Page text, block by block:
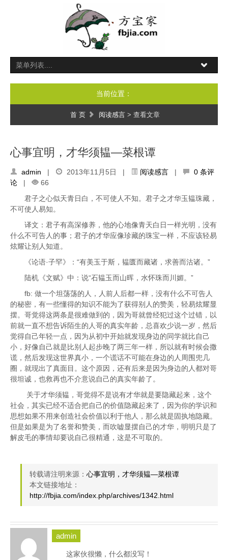
当前位置：
首 页 阅读感言> 查看文章
心事宜明，才华须韫—菜根谭
admin | 2013年11月5日 | 阅读感言 |
0 条评
论 |
66
君子之心似天青日白，不可使人不知。君子之才华玉韫珠藏，
不可使人易知。
译文：君子有高深修养，他的心地像青天白日一样光明，没有
什么不可告人的事；君子的才华应像珍藏的珠宝一样，不应该轻易
炫耀让别人知道。
《论语·子罕》：“有美玉于斯，韫匮而藏诸，求善而沽诸。”
陆机《文赋》中：说“石韫玉而山晖，水怀珠而川媚。”
fb: 做一个坦荡荡的人，人前人后都一样，没有什么不可告人
的秘密，有一些懂得的知识不能为了获得别人的赞美，轻易炫耀显
摆。哥觉得这两条是很难做到的，因为哥就曾经犯过这个过错，以
前就一直不想告诉陌生的人哥的真实年龄，总喜欢少说一岁，然后
觉得自己年轻一点，因为从初中开始就发现身边的同学就比自己
小，好像自己就是比别人起步晚了两三年一样，所以就有时候会撒
谎，然后发现这世界真小，一个谎话不可能在身边的人周围兜几
圈，就现出了真面目。这个原因，还有后来是因为身边的人都对哥
很坦诚，也救再也不介意说自己的真实年龄了。
关于才华须韫，哥觉得不是说有才华就是要隐藏起来，这个
社会，其实已经不适合把自己的价值隐藏起来了，因为你的学识和
思想如果不用来创造社会价值以利于他人，那么就是固执地隐藏。
但是如果是为了名誉和赞美，而吹嘘显摆自己的才华，明明只是了
解皮毛的事情却要说自己很精通，这是不可取的。
转载请注明来源： 心事宜明，才华须韫—菜根谭
本文链接地址：
http://fbjia.com/index.php/archives/1342.html
admin
这家伙很懒，什么都没写！